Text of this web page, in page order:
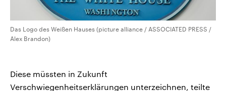
Das Logo des Weißen Hauses (picture alliance / ASSOCIATED PRESS /
Alex Brandon)
Diese müssten in Zukunft
Verschwiegenheitserklärungen unterzeichnen, teilte